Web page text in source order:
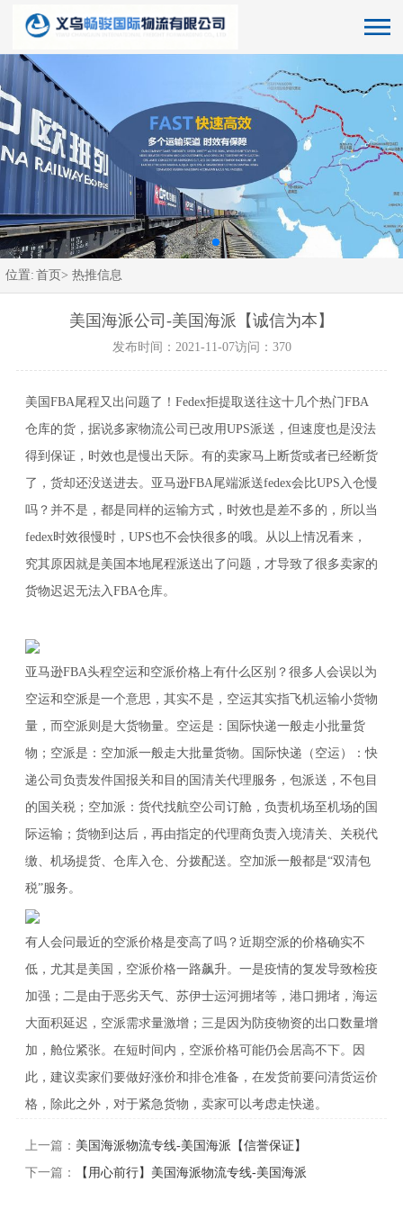
位置: 首页> 热推信息
美国海派公司-美国海派【诚信为本】
发布时间：2021-11-07访问：370
美国FBA尾程又出问题了！Fedex拒提取送往这十几个热门FBA
仓库的货，据说多家物流公司已改用UPS派送，但速度也是没法
得到保证，时效也是慢出天际。有的卖家马上断货或者已经断货
了，货却还没送进去。亚马逊FBA尾端派送fedex会比UPS入仓慢
吗？并不是，都是同样的运输方式，时效也是差不多的，所以当
fedex时效很慢时，UPS也不会快很多的哦。从以上情况看来，
究其原因就是美国本地尾程派送出了问题，才导致了很多卖家的
货物迟迟无法入FBA仓库。
亚马逊FBA头程空运和空派价格上有什么区别？很多人会误以为
空运和空派是一个意思，其实不是，空运其实指飞机运输小货物
量，而空派则是大货物量。空运是：国际快递一般走小批量货
物；空派是：空加派一般走大批量货物。国际快递（空运）：快
递公司负责发件国报关和目的国清关代理服务，包派送，不包目
的国关税；空加派：货代找航空公司订舱，负责机场至机场的国
际运输；货物到达后，再由指定的代理商负责入境清关、关税代
缴、机场提货、仓库入仓、分拨配送。空加派一般都是“双清包
税”服务。
有人会问最近的空派价格是变高了吗？近期空派的价格确实不
低，尤其是美国，空派价格一路飙升。一是疫情的复发导致检疫
加强；二是由于恶劣天气、苏伊士运河拥堵等，港口拥堵，海运
大面积延迟，空派需求量激增；三是因为防疫物资的出口数量增
加，舱位紧张。在短时间内，空派价格可能仍会居高不下。因
此，建议卖家们要做好涨价和排仓准备，在发货前要问清货运价
格，除此之外，对于紧急货物，卖家可以考虑走快递。
上一篇： 美国海派物流专线-美国海派【信誉保证】
下一篇：
【用心前行】美国海派物流专线-美国海派